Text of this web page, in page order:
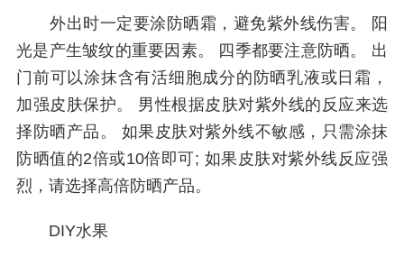
外出时一定要涂防晒霜，避免紫外线伤害。 阳
光是产生皱纹的重要因素。 四季都要注意防晒。 出
门前可以涂抹含有活细胞成分的防晒乳液或日霜，
加强皮肤保护。 男性根据皮肤对紫外线的反应来选
择防晒产品。 如果皮肤对紫外线不敏感，只需涂抹
防晒值的2倍或10倍即可; 如果皮肤对紫外线反应强
烈，请选择高倍防晒产品。
DIY水果